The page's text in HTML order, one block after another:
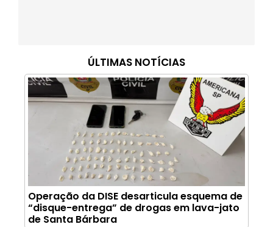
ÚLTIMAS NOTÍCIAS
Operação da DISE desarticula esquema de
“disque-entrega” de drogas em lava-jato
de Santa Bárbara